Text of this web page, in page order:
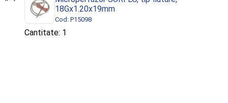
18Gx1.20x19mm
Cod: P15098
1